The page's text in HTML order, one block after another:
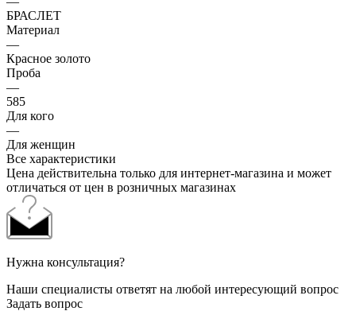
БРАСЛЕТ
Материал
—
Красное золото
Проба
—
585
Для кого
—
Для женщин
Все характеристики
Цена действительна только для интернет-магазина и может
отличаться от цен в розничных магазинах
Нужна консультация?
Наши специалисты ответят на любой интересующий вопрос
Задать вопрос